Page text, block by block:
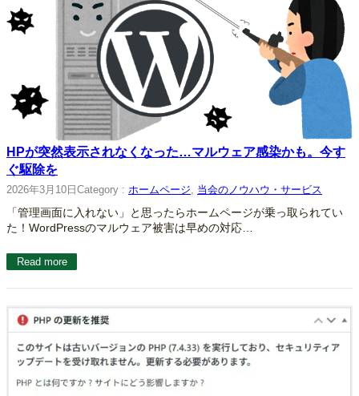
HPが突然表示されなくなった…マルウェア感染かも。今す
ぐ駆除を
2026年3月10日 Category : ホームページ 当会のノウハウ・サービス
「管理画面に入れない」と思ったらホームページが乗っ取られてい
た！WordPressのマルウェア被害は早めの対応…
Read more